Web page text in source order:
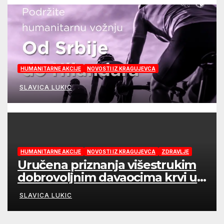
HUMANITARNE AKCIJE NOVOSTI IZ KRAGUJEVCA
SLAVICA LUKIC
HUMANITARNE AKCIJE NOVOSTI IZ KRAGUJEVCA ZDRAVLJE
Uručena priznanja višestrukim
dobrovoljnim davaocima krvi u
Kragujevcu
SLAVICA LUKIC